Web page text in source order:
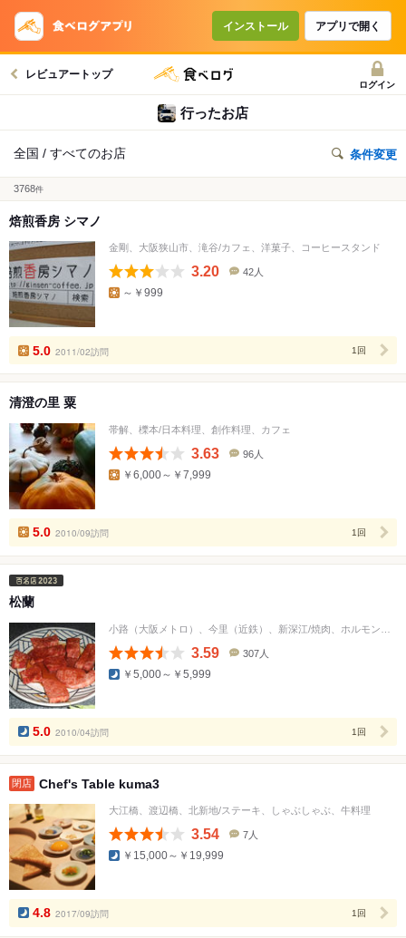
インストール アプリで開く
レビュアートップ
ログイン
行ったお店
全国 / すべてのお店 条件変更
3768件
焙煎香房 シマノ
金剛、大阪狭山市、滝谷/カフェ、洋菓子、コーヒースタンド
3.20
数
42人
～￥999
5.0 2011/02訪問 1回
清澄の里 粟
帯解、櫟本/日本料理、創作料理、カフェ
3.63
数
96人
￥6,000～￥7,999
5.0 2010/09訪問 1回
松蘭
3.59
数
307人
￥5,000～￥5,999
5.0 2010/04訪問 1回
閉店 Chef's Table kuma3
大江橋、渡辺橋、北新地/ステーキ、しゃぶしゃぶ、牛料理
3.54
数
7人
￥15,000～￥19,999
4.8 2017/09訪問 1回